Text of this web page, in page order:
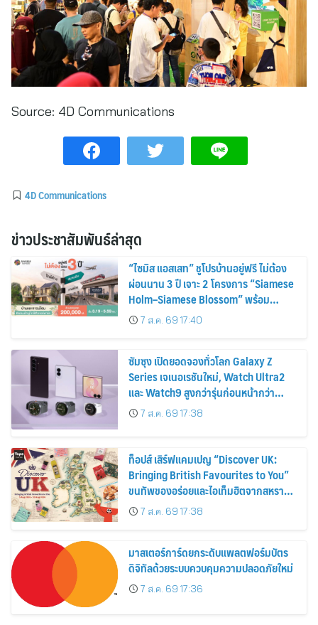
Source: 4D Communications
4D Communications
ข่าวประชาสัมพันธ์ล่าสุด
“ไซมิส แอสเสท” ชูโปรบ้านอยู่ฟรี ไม่ต้อง
ผ่อนนาน 3 ปี เจาะ 2 โครงการ “Siamese
Holm–Siamese Blossom” พร้อม
ส่วนลดและสิทธิพิเศษถึง 31 สิงหาคม
2569
7 ส.ค. 69 17:40
ซัมซุง เปิดยอดจองทั่วโลก Galaxy Z
Series เจเนอเรชันใหม่, Watch Ultra2
และ Watch9 สูงกว่ารุ่นก่อนหน้ากว่า
30%7 ส.ค. 69 17:38
ท็อปส์ เสิร์ฟแคมเปญ “Discover UK:
Bringing British Favourites to You”
ขนทัพของอร่อยและไอเท็มฮิตจากสหราช
อาณาจักร ส่งตรงถึงมือตั้งแต่วันนี้ – 18
สิงหาคมนี้
7 ส.ค. 69 17:38
มาสเตอร์การ์ดยกระดับแพลตฟอร์มบัตร
ดิจิทัลด้วยระบบควบคุมความปลอดภัยใหม่
7 ส.ค. 69 17:36